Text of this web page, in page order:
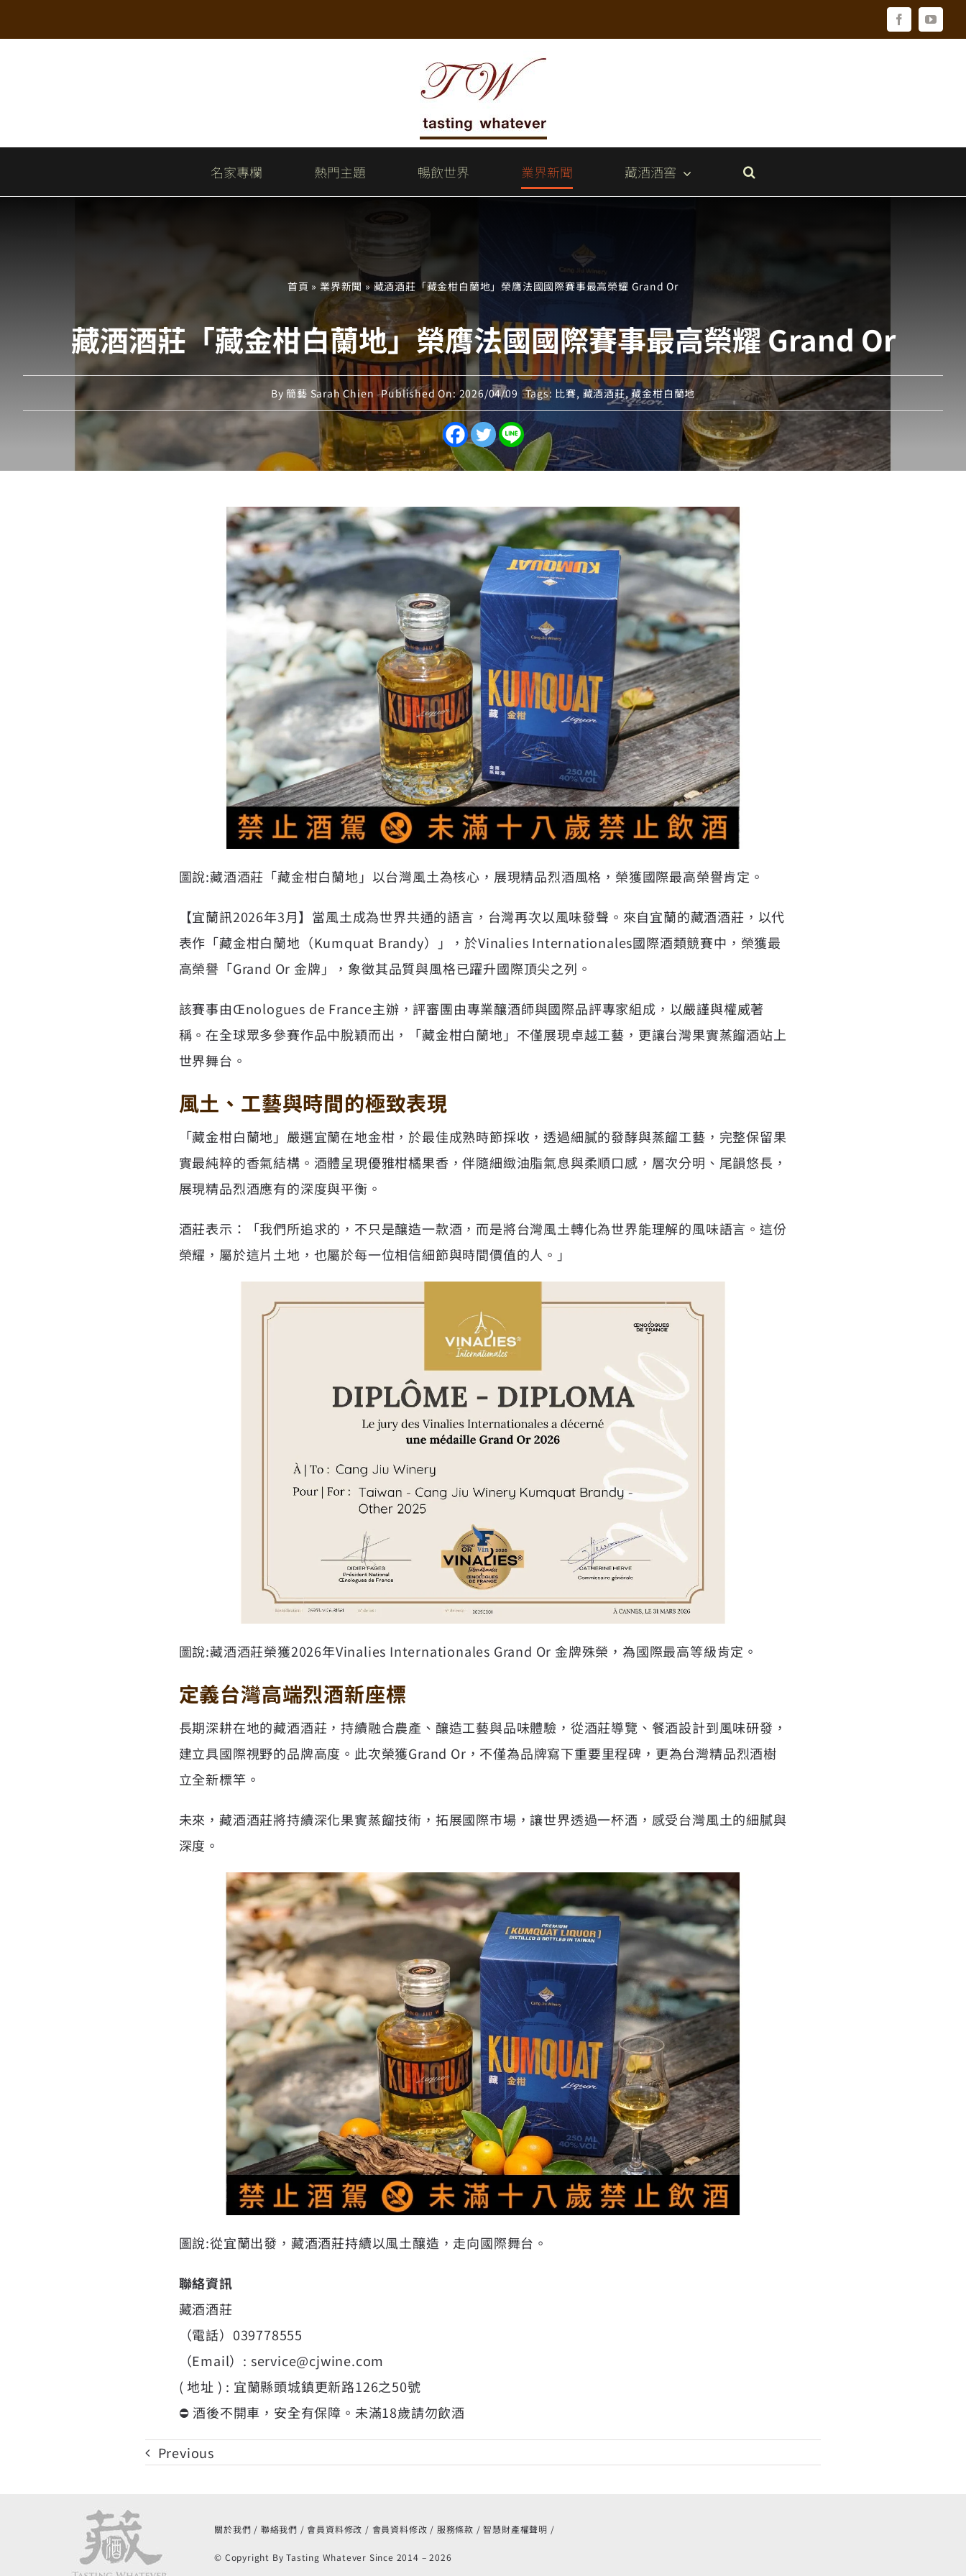
to
Facebook
名家專欄 熱門主題 暢飲世界 業界新聞 藏酒酒窖
首頁 » 業界新聞 » 藏酒酒莊「藏金柑白蘭地」榮膺法國國際賽事最高榮耀 Grand Or
藏酒酒莊「藏金柑白蘭地」榮膺法國國際賽事最高榮耀 Grand Or
By 簡藝 Sarah Chien Published On: 2026/04/09 Tags: 比賽, 藏酒酒莊,藏金柑白蘭地
圖說:藏酒酒莊「藏金柑白蘭地」以台灣風土為核心，展現精品烈酒風格，榮獲國際最高榮譽肯定。
【宜蘭訊2026年3月】當風土成為世界共通的語言，台灣再次以風味發聲。來自宜蘭的藏酒酒莊 ，以代
表作「藏金柑白蘭地（Kumquat Brandy）」，於Vinalies Internationales國際酒類競賽中，榮獲最
高榮譽「Grand Or 金牌」，象徵其品質與風格已躍升國際頂尖之列。
該賽事由Œnologues de France主辦，評審團由專業釀酒師與國際品評專家組成，以嚴謹與權威著
稱。在全球眾多參賽作品中脫穎而出，「藏金柑白蘭地」不僅展現卓越工藝，更讓台灣果實蒸餾酒站上
世界舞台。
風土、工藝與時間的極致表現
「藏金柑白蘭地」嚴選宜蘭在地金柑，於最佳成熟時節採收，透過細膩的發酵與蒸餾工藝，完整保留果
實最純粹的香氣結構。酒體呈現優雅柑橘果香，伴隨細緻油脂氣息與柔順口感，層次分明、尾韻悠長，
展現精品烈酒應有的深度與平衡。
酒莊表示：「我們所追求的，不只是釀造一款酒，而是將台灣風土轉化為世界能理解的風味語言。這份
榮耀，屬於這片土地，也屬於每一位相信細節與時間價值的人。」
圖說:藏酒酒莊榮獲2026年Vinalies Internationales Grand Or 金牌殊榮，為國際最高等級肯定。
定義台灣高端烈酒新座標
長期深耕在地的藏酒酒莊，持續融合農產、釀造工藝與品味體驗，從酒莊導覽、餐酒設計到風味研發，
建立具國際視野的品牌高度。此次榮獲Grand Or，不僅為品牌寫下重要里程碑，更為台灣精品烈酒樹
立全新標竿。
未來，藏酒酒莊將持續深化果實蒸餾技術，拓展國際市場，讓世界透過一杯酒，感受台灣風土的細膩與
深度。
圖說:從宜蘭出發，藏酒酒莊持續以風土釀造，走向國際舞台。
聯絡資訊
藏酒酒莊
（電話）039778555
（Email）: service@cjwine.com
( 地址 ) : 宜蘭縣頭城鎮更新路126之50號
⛔ 酒後不開車，安全有保障。未滿18歲請勿飲酒
Previous
關於我們 聯絡我們 會員資料修改 會員資料修改 服務條款 智慧財產權聲明
© Copyright By Tasting Whatever Since 2014 –2026